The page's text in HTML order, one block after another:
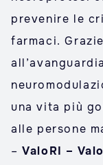
prevenire le
farmaci.
una vita più
alle persone
–ValoRI –